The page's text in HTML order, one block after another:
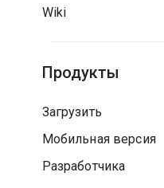
Wiki
Продукты
Загрузить
Мобильная версия
Разработчика